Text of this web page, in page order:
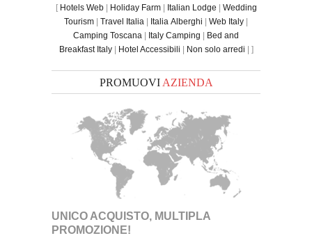
[ Hotels Web| Holiday Farm| Italian Lodge
Wedding
Tourism
Travel Italia Italia Alberghi Web Italy
Camping Toscana
Italy Camping
Bed and
Breakfast Italy| Hotel Accessibili Non solo arredi | ]
PROMUOVI AZIENDA
UNICO ACQUISTO, MULTIPLA
PROMOZIONE!